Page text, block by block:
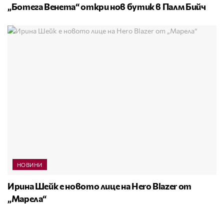
„Ботега Венета“ откри нов бутик в Палм Бийч
НОВИНИ
Ирина Шейк е новото лице на Hero Blazer от
„Марела“